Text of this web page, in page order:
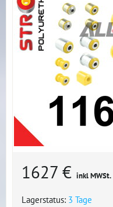
1627 € inkl MWSt.
Lagerstatus: 3 Tage